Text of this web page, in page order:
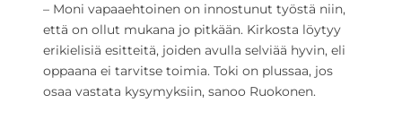
– Moni vapaaehtoinen on innostunut työstä niin,
että on ollut mukana jo pitkään. Kirkosta löytyy
erikielisiä esitteitä, joiden avulla selviää hyvin, eli
oppaana ei tarvitse toimia. Toki on plussaa, jos
osaa vastata kysymyksiin, sanoo Ruokonen.